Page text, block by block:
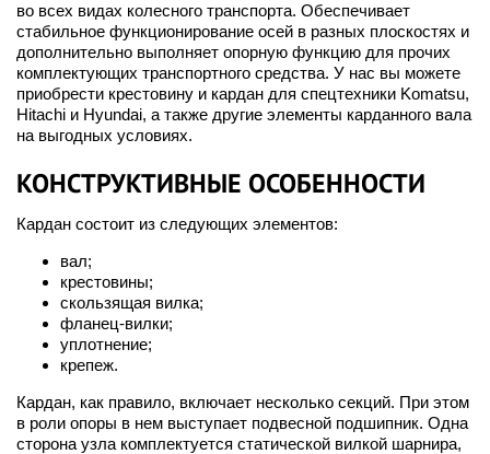
во всех видах колесного транспорта. Обеспечивает
стабильное функционирование осей в разных плоскостях и
дополнительно выполняет опорную функцию для прочих
комплектующих транспортного средства. У нас вы можете
приобрести крестовину и кардан для спецтехники Komatsu,
Hitachi и Hyundai, а также другие элементы карданного вала
на выгодных условиях.
КОНСТРУКТИВНЫЕ ОСОБЕННОСТИ
Кардан состоит из следующих элементов:
вал;
крестовины;
скользящая вилка;
фланец-вилки;
уплотнение;
крепеж.
Кардан, как правило, включает несколько секций. При этом
в роли опоры в нем выступает подвесной подшипник. Одна
сторона узла комплектуется статической вилкой шарнира,